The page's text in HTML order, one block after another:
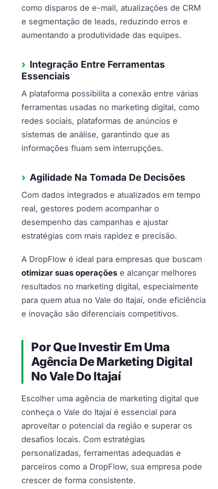
como disparos de e-mail, atualizações de CRM
e segmentação de leads, reduzindo erros e
aumentando a produtividade das equipes.
Integração Entre Ferramentas
Essenciais
A plataforma possibilita a conexão entre várias
ferramentas usadas no marketing digital, como
redes sociais, plataformas de anúncios e
sistemas de análise, garantindo que as
informações fluam sem interrupções.
Agilidade Na Tomada De Decisões
Com dados integrados e atualizados em tempo
real, gestores podem acompanhar o
desempenho das campanhas e ajustar
estratégias com mais rapidez e precisão.
A DropFlow é ideal para empresas que buscam
otimizar suas operações e alcançar melhores
resultados no marketing digital, especialmente
para quem atua no Vale do Itajaí, onde eficiência
e inovação são diferenciais competitivos.
Por Que Investir Em Uma
Agência De Marketing Digital
No Vale Do Itajaí
Escolher uma agência de marketing digital que
conheça o Vale do Itajaí é essencial para
aproveitar o potencial da região e superar os
desafios locais. Com estratégias
personalizadas, ferramentas adequadas e
parceiros como a DropFlow, sua empresa pode
crescer de forma consistente.